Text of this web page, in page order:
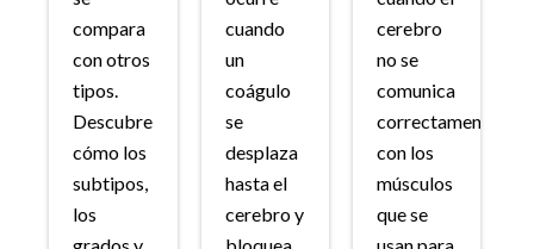
compara
con otros
tipos.
Descubre
cómo los
subtipos,
los
cuando
un
coágulo
se
desplaza
hasta el
cerebro y
cerebro
no se
comunica
correctamente
con los
músculos
que se